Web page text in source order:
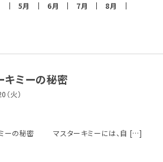
5月 6月 7月 8月
キミーの秘密
火）
ミーの秘密 マスターキミーには、自 […]